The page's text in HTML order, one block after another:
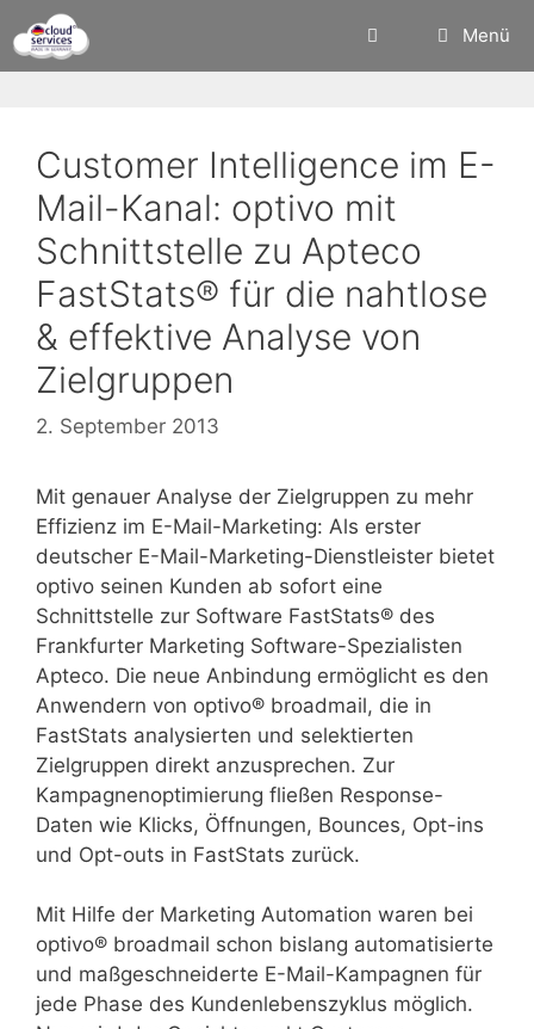
Inhalt
springen
Menü
Customer Intelligence im E-
Mail-Kanal: optivo mit
Schnittstelle zu Apteco
FastStats® für die nahtlose
& effektive Analyse von
Zielgruppen
2. September 2013
Mit genauer Analyse der Zielgruppen zu mehr
Effizienz im E-Mail-Marketing: Als erster
deutscher E-Mail-Marketing-Dienstleister bietet
optivo seinen Kunden ab sofort eine
Schnittstelle zur Software FastStats® des
Frankfurter Marketing Software-Spezialisten
Apteco. Die neue Anbindung ermöglicht es den
Anwendern von optivo® broadmail, die in
FastStats analysierten und selektierten
Zielgruppen direkt anzusprechen. Zur
Kampagnenoptimierung fließen Response-
Daten wie Klicks, Öffnungen, Bounces, Opt-ins
und Opt-outs in FastStats zurück.
Mit Hilfe der Marketing Automation waren bei
optivo® broadmail schon bislang automatisierte
und maßgeschneiderte E-Mail-Kampagnen für
jede Phase des Kundenlebenszyklus möglich.